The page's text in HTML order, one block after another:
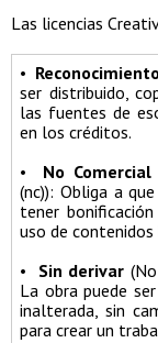
Las licencias
• Reconocimiento
ser distribuido,
las fuentes de
en los créditos.
• No Comercial
(nc)): Obliga a
tener
uso de contenidos
• Sin derivar
La obra puede
inalterada, sin
para crear un